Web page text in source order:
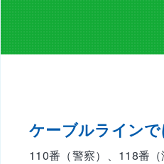
ケーブルラインで
110番（警察）、118番（